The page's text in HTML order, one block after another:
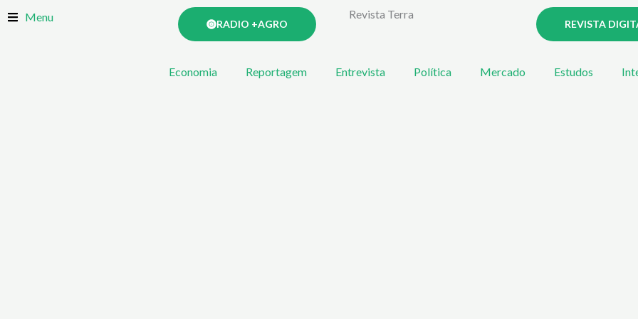
Menu
RADIO +AGRO
Revista Terra
REVISTA
Economia Reportagem Entrevista Política Mercado Estudos